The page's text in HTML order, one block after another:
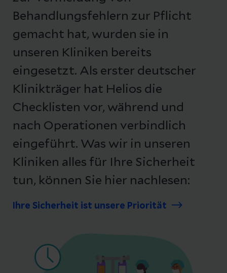
Behandlungsfehlern zur Pflicht
gemacht hat, wurden sie in
unseren Kliniken bereits
eingesetzt. Als erster deutscher
Klinikträger hat Helios die
Checklisten vor, während und
nach Operationen verbindlich
eingeführt. Was wir in unseren
Kliniken alles für Ihre Sicherheit
tun, können Sie hier nachlesen:
Ihre Sicherheit ist unsere Priorität